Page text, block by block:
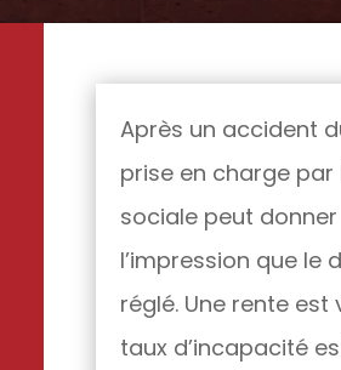
Après un accident
prise en charge
sociale peut donner
l’impression que le
réglé. Une rente est
taux d’incapacité